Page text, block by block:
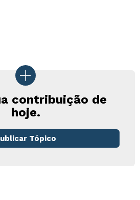
contribuição de
hoje.
Tópico